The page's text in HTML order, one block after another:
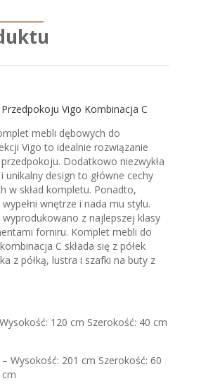
Vigo Kombinacja C
mebli dębowych do
Vigo to idealnie rozwiązanie
Dodatkowo niezwykła
unikalny design to główne cechy
w skład kompletu. Ponadto,
wnętrze i nada mu stylu.
z najlepszej klasy
forniru. Komplet mebli do
C składa się z półek
z półką, lustra i szafki na buty z
120 cm Szerokość: 40 cm
Wysokość: 201 cm Szerokość: 60
cm